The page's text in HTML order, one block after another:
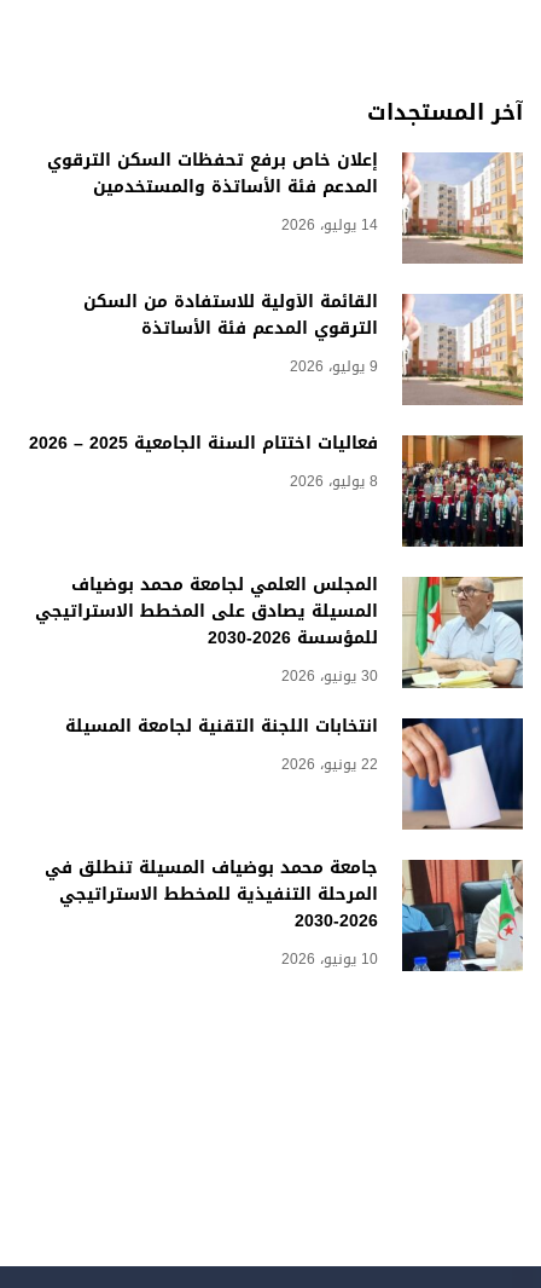
آخر المستجدات
إعلان خاص برفع تحفظات السكن الترقوي
المدعم فئة الأساتذة والمستخدمين
14 يوليو، 2026
القائمة الأولية للاستفادة من السكن
الترقوي المدعم فئة الأساتذة
9 يوليو، 2026
فعاليات اختتام السنة الجامعية 2025 – 2026
8 يوليو، 2026
المجلس العلمي لجامعة محمد بوضياف
المسيلة يصادق على المخطط الاستراتيجي
للمؤسسة 2026-2030
30 يونيو، 2026
انتخابات اللجنة التقنية لجامعة المسيلة
22 يونيو، 2026
جامعة محمد بوضياف المسيلة تنطلق في
المرحلة التنفيذية للمخطط الاستراتيجي
2026-2030
10 يونيو، 2026